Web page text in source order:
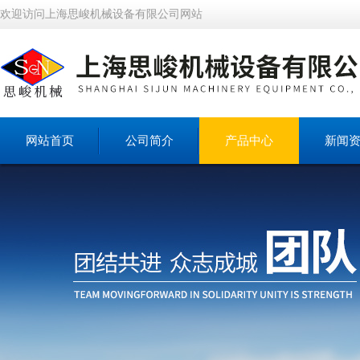
欢迎访问上海思峻机械设备有限公司网站
网站首页 公司简介 产品中心 新闻